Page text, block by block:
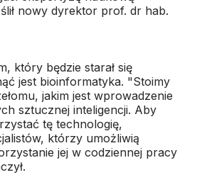
nowy dyrektor prof. dr hab.
który będzie starał się
jest bioinformatyka. "Stoimy
jakim jest wprowadzenie
sztucznej inteligencji. Aby
tę technologię,
którzy umożliwią
jej w codziennej pracy